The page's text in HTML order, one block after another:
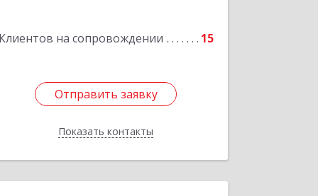
Клиентов на сопровождении 15
Отправить заявку
Показать контакты
Отправить заявку
Назад